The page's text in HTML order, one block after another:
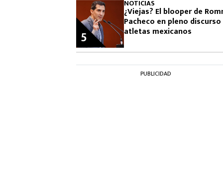
NOTICIAS
¿Viejas? El blooper de
Pacheco en pleno discurso
atletas mexicanos
5
PUBLICIDAD